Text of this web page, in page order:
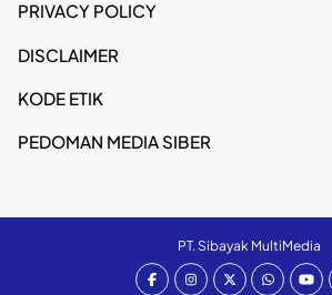
PRIVACY POLICY
DISCLAIMER
KODE ETIK
PEDOMAN MEDIA SIBER
PT. Sibayak MultiMedia